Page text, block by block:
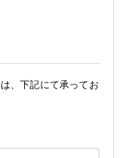
、下記にて承ってお